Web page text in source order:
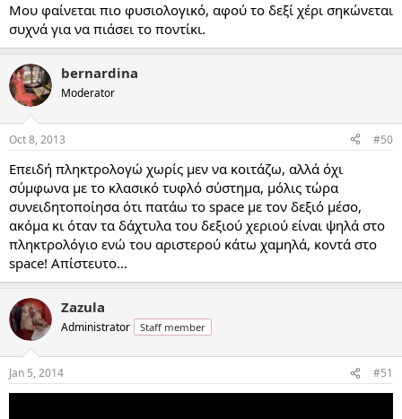
Μου φαίνεται πιο φυσιολογικό, αφού το δεξί χέρι σηκώνεται
συχνά για να πιάσει το ποντίκι.
bernardina
Moderator
Oct 8, 2013 #50
Επειδή πληκτρολογώ χωρίς μεν να κοιτάζω, αλλά όχι
σύμφωνα με το κλασικό τυφλό σύστημα, μόλις τώρα
συνειδητοποίησα ότι πατάω το space με τον δεξιό μέσο,
ακόμα κι όταν τα δάχτυλα του δεξιού χεριού είναι ψηλά στο
πληκτρολόγιο ενώ του αριστερού κάτω χαμηλά, κοντά στο
space! Απίστευτο...
Zazula
Administrator Staff member
Jan 5, 2014 #51